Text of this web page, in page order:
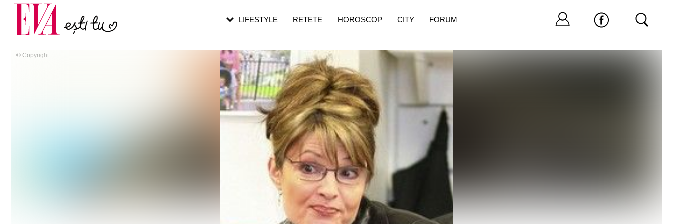
© Copyright:
LIFESTYLE RETETE HOROSCOP CITY FORUM Nu ai cont?
Carieră
Actualitate
pe măsură ce înaintezi în vârstă
de dureroasă este investigația